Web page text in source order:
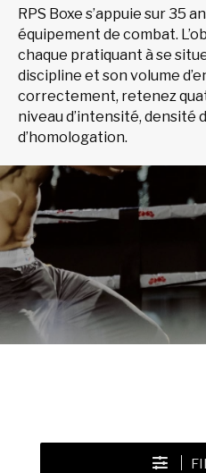
RPS Boxe s’appuie sur 35
équipement de combat.
chaque pratiquant à se
discipline et son volume
correctement, retenez
niveau d’intensité, densité
d’homologation.